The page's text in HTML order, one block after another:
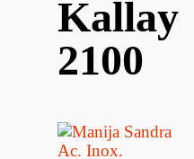
Kallay
2100